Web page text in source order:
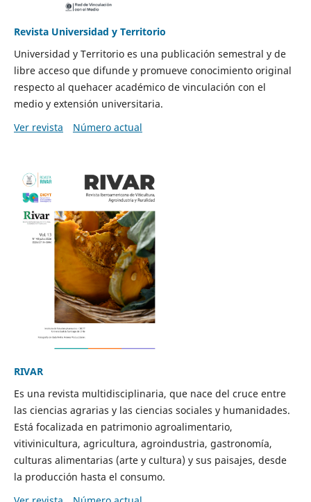
Revista Universidad y Territorio
Universidad y Territorio es una publicación semestral y de
libre acceso que difunde y promueve conocimiento original
respecto al quehacer académico de vinculación con el
medio y extensión universitaria.
Ver revista
Número actual
RIVAR
Es una revista multidisciplinaria, que nace del cruce entre
las ciencias agrarias y las ciencias sociales y humanidades.
Está focalizada en patrimonio agroalimentario,
vitivinicultura, agricultura, agroindustria, gastronomía,
culturas alimentarias (arte y cultura) y sus paisajes, desde
la producción hasta el consumo.